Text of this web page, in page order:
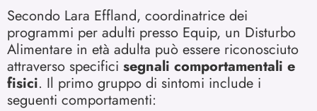
Secondo Lara Effland, coordinatrice dei
programmi per adulti presso Equip, un Disturbo
Alimentare in età adulta può essere riconosciuto
attraverso specifici segnali comportamentali e
fisici. Il primo gruppo di sintomi include i
seguenti comportamenti: